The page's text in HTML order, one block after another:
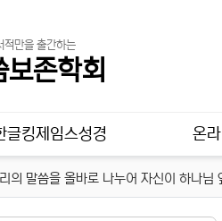
적만을 출간하는
보존학회
글킹제임스성경 온
의 말씀을 올바로 나누어 자신이 하나